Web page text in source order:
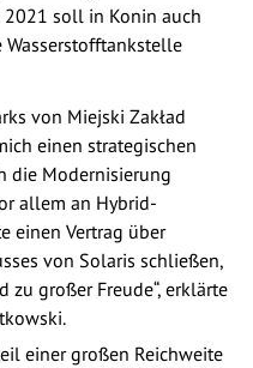
2021 soll in Konin auch
von Miejski Zakład
einen strategischen
die Modernisierung
allem an Hybrid-
einen Vertrag über
von Solaris schließen,
großer Freude“, erklärte
einer großen Reichweite